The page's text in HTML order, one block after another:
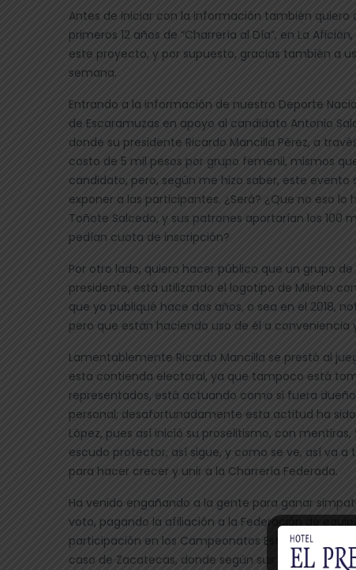
Antes de iniciar con la información también
primeros 12 años de “Charrería al Día”, en La
este proyecto, y por supuesto, gracias también a
semana.
Entrando a la información de nuestro Deporte
de Escaramuzas en apoyo al candidato Antonio
donde su presidente Ricardo Mancilla Pérez, a
costo de 5 mil pesos por grupo femenil, mismos
candidato, pero, según me hizo saber, este
exponer a las participantes. ¿Será? ¿Que no eso
Toñote Salcedo, y sus patrones aportarían los 100
pedían cuota de inscripción?
Por otro lado, quiero hacer público que un grupo
presidente, está utilizando el logotipo de Milenio
que yo publiqué hace dos años, o sea en el 2018,
pero que están haciendo uso de él a conveniencia
Lamentablemente Ricardo Mancilla se prestó al
esta contienda electoral, ya que tampoco está
representados, está actuando como si fuera
personal; desafortunadamente esta actitud ha
López, pues así inició su proselitismo, con
escudo protector, así sigue, y como se ve, así va a
para hacer crecer y unir a la Charrería Federada.
Ha venido engañando a la gente para ganar
voto, pagando la afiliación a la Federación de
participación en los Campeonatos Estatales, y en
caso de Zacatecas, donde según sus boletines de